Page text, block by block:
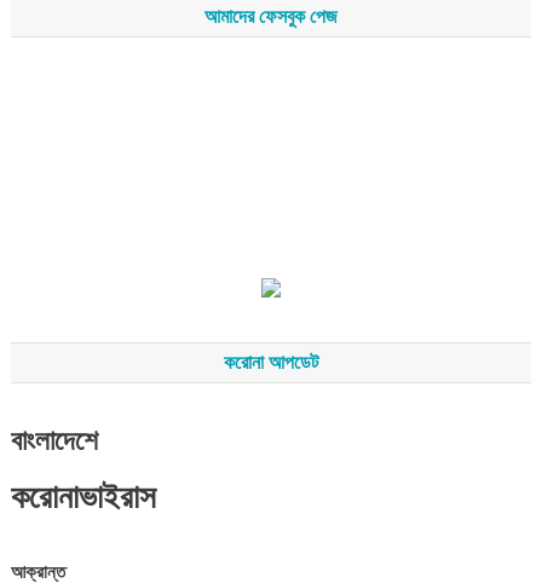
আমাদের ফেসবুক পেজ
করোনা আপডেট
বাংলাদেশে
করোনাভাইরাস
আক্রান্ত